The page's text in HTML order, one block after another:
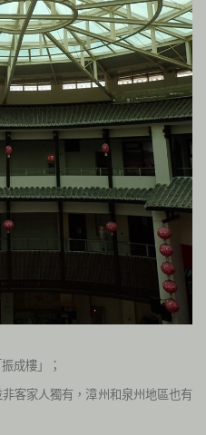
成樓」；
客家人獨有，漳州和泉州地區也有